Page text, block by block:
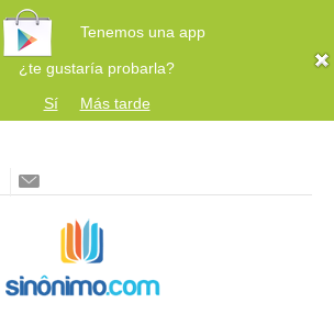
Tenemos una app
¿te gustaría probarla?
Sí
Más tarde